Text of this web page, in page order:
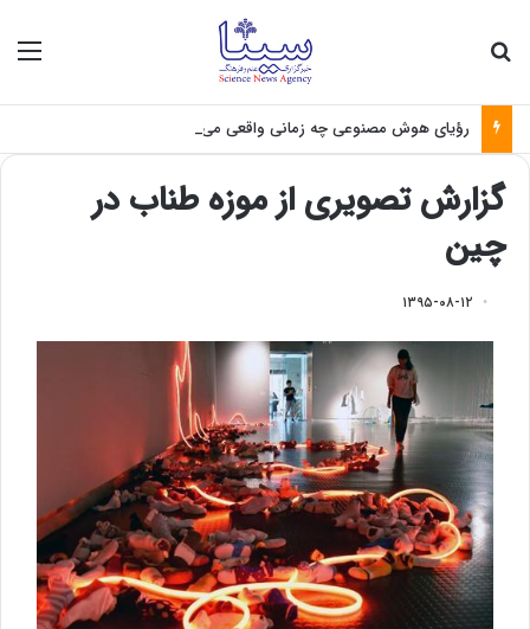
رؤیای هوش مصنوعی چه زمانی واقعی می‌شود؟
گزارش تصویری از موزه طناب در
چین
۱۳۹۵-۰۸-۱۲